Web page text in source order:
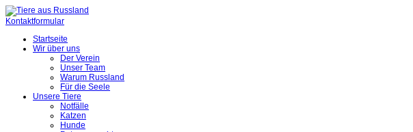
Kontaktformular
Startseite
Wir über uns
Der Verein
Unser Team
Warum Russland
Für die Seele
Unsere Tiere
Notfälle
Katzen
Hunde